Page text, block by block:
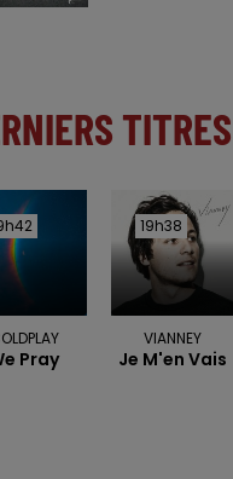
TITRES
Pray
19h38
19h38
VIANNEY
Je M'en Vais